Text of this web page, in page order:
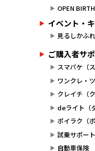
OPEN
イベント・
見るしかふ
ご購入者サ
スマパケ（
ワンクレ・
クレイチ（
deライト（
ポイラク（
試乗サポー
自動車保険